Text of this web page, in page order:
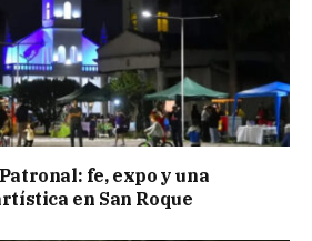
fe, expo y una
en San Roque